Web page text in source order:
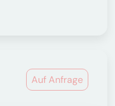
Auf Anfrage